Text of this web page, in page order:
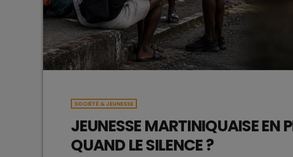
SOCIÉTÉ & JEUNESSE
JEUNESSE MARTINIQUAISE EN
QUAND LE SILENCE ?